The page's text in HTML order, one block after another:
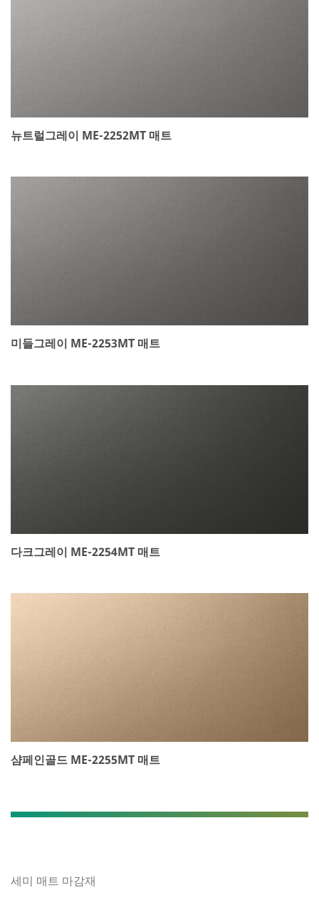
뉴트럴그레이 ME-2252MT 매트
미들그레이 ME-2253MT 매트
다크그레이 ME-2254MT 매트
샴페인골드 ME-2255MT 매트
세미 매트 마감재